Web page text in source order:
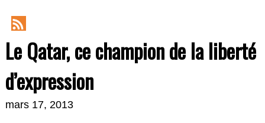
RSS
Le Qatar, ce champion de la liberté
d’expression
mars 17, 2013